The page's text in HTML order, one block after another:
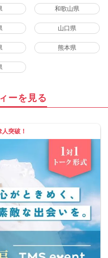
和歌山県
山口県
熊本県
ーを見る
人突破！